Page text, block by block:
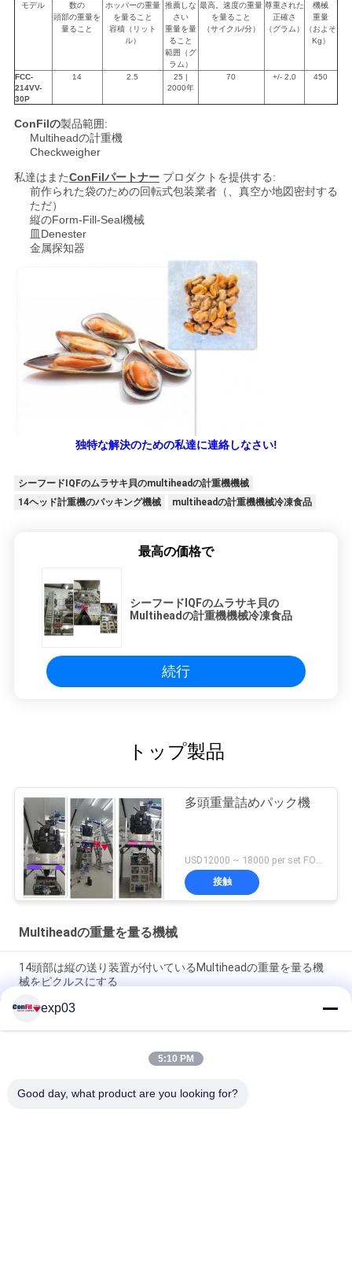
い
地
図
PRIVACY
POLICY
モデル
数の
頭部の重量を
量ること
ホッパーの重量
を量ること
容積（リット
ル）
推薦しな
さい
重量を量
ること
範囲（グ
ラム）
最高。速度の重量
を量ること
（サイクル/分）
尊重された
正確さ
（グラム）
機械
重量
（およそ
Kg）
FCC-
214VV-
30P
14 2.5
25 |
2000年
70 +/- 2.0 450
ConFilの製品範囲:
Multiheadの計重機
Checkweigher
私達はまたConFilパートナープロダクトを提供する:
前作られた袋のための回転式包装業者（、真空か地図密封する
ただ）
縦のForm-Fill-Seal機械
皿Denester
金属探知器
独特な解決のための私達に連絡しなさい!
シーフードIQFのムラサキ貝のmultiheadの計重機機械
14ヘッド計重機のパッキング機械
multiheadの計重機機械冷凍食品
最高の価格で
シーフードIQFのムラサキ貝の
Multiheadの計重機機械冷凍食品
続行
トップ製品
多頭重量詰めパック機
USD12000 ~ 18000 per set FOB Shenzhen China MOQ:1セット
接触
Multiheadの重量を量る機械
14頭部は縦の送り装置が付いているMultiheadの重量を量る機
械をピクルスにする
ピクルスのためのMultiheadの供給の計重機をマリネした野菜フ
ルーツをねじで締めなさい
寸断されたフライド チキンのMultiheadの重量を量る機械生鮮
exp03
5:10 PM
Good day, what product are you looking for?